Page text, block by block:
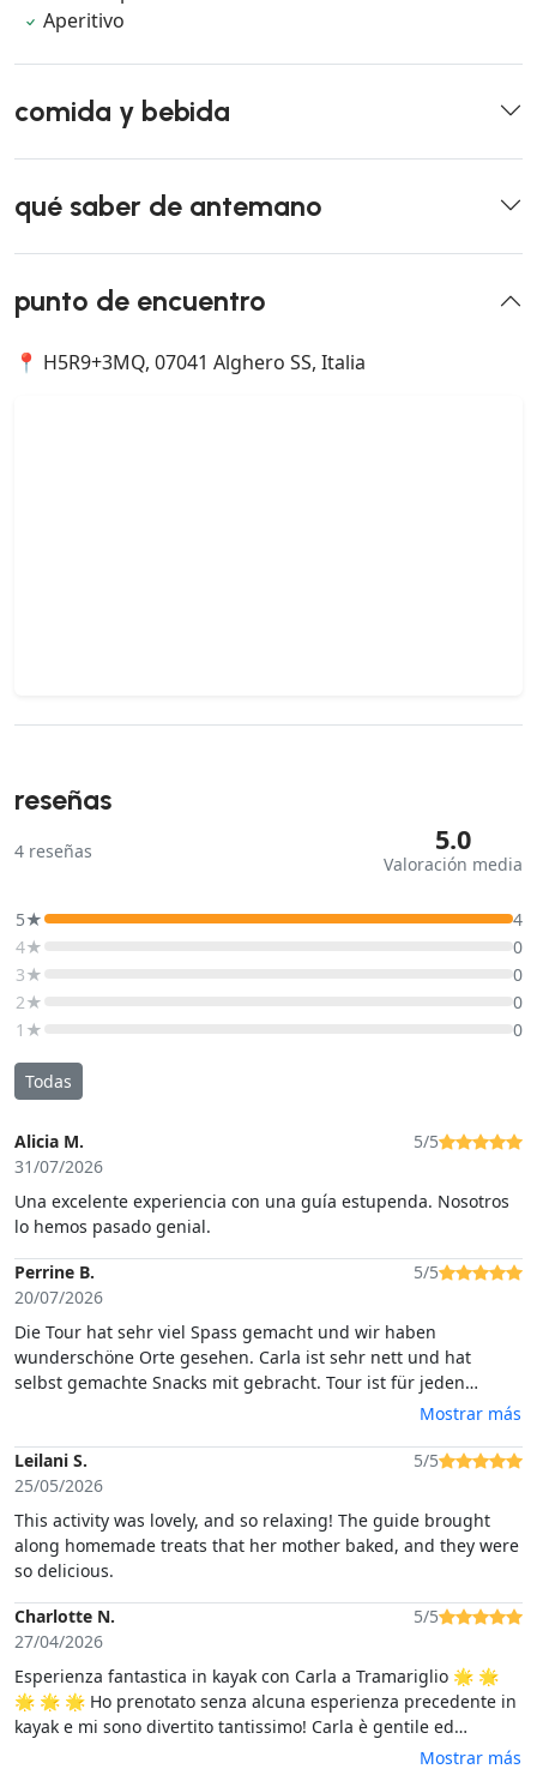
Aperitivo
comida y bebida
qué saber de antemano
punto de encuentro
📍 H5R9+3MQ, 07041 Alghero SS, Italia
reseñas
4 reseñas 5.0
Valoración media
5★
4
4★
0
3★
0
2★
0
1★
0
Todas
Alicia M.
31/07/2026
5/5
Una excelente experiencia con una guía estupenda. Nosotros
lo hemos pasado genial.
Perrine B.
20/07/2026
5/5
Die Tour hat sehr viel Spass gemacht und wir haben
wunderschöne Orte gesehen. Carla ist sehr nett und hat
selbst gemachte Snacks mit gebracht. Tour ist für jeden
Mostrar más
Leilani S.
25/05/2026
5/5
This activity was lovely, and so relaxing! The guide brought
along homemade treats that her mother baked, and they were
so delicious.
Charlotte N.
27/04/2026
5/5
Esperienza fantastica in kayak con Carla a Tramariglio 🌟 🌟
🌟 🌟 🌟 Ho prenotato senza alcuna esperienza precedente in
kayak e mi sono divertito tantissimo! Carla è gentile ed
esperta. Ci ha insegnato ad andare in kayak in tutta sicurezza.
Mostrar más